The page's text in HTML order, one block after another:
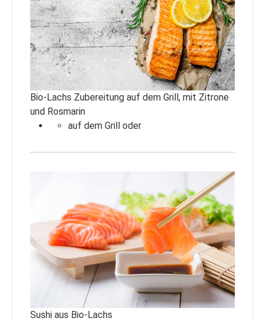
Bio-Lachs Zubereitung auf dem Grill, mit Zitrone
und Rosmarin
auf dem Grill oder
Sushi aus Bio-Lachs